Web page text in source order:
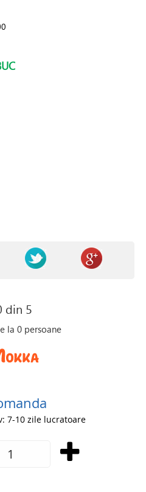
din 5
la0 persoane
7-10 zile lucratoare